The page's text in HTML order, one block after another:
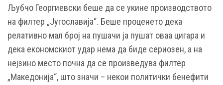
Љубчо Георгиевски беше да се укине производството
на филтер „Југославија“. Беше проценето дека
релативно мал број на пушачи ја пушат оваа цигара и
дека економскиот удар нема да биде сериозен, а на
нејзино место почна да се произведува филтер
„Македонија“, што значи – некои политички бенефити